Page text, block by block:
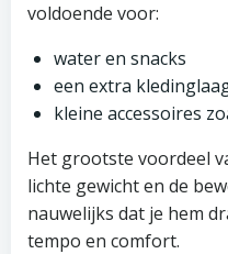
voldoende voor:
water en snacks
een extra
kleine accessoires
Het grootste voordeel
lichte gewicht en de
nauwelijks dat je hem
tempo en comfort.